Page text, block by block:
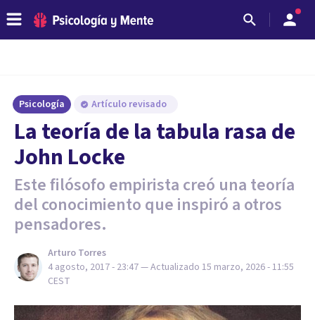
Psicología Artículo revisado
La teoría de la tabula rasa de
John Locke
Este filósofo empirista creó una teoría
del conocimiento que inspiró a otros
pensadores.
Arturo Torres
4 agosto, 2017 - 23:47— Actualizado 15 marzo, 2026 - 11:55
CEST